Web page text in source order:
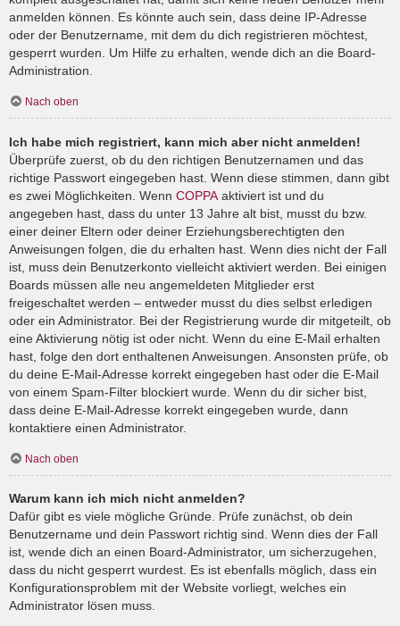
anmelden können. Es könnte auch sein, dass deine IP-Adresse
oder der Benutzername, mit dem du dich registrieren möchtest,
gesperrt wurden. Um Hilfe zu erhalten, wende dich an die Board-
Administration.
Nach oben
Ich habe mich registriert, kann mich aber nicht anmelden!
Überprüfe zuerst, ob du den richtigen Benutzernamen und das
richtige Passwort eingegeben hast. Wenn diese stimmen, dann gibt
es zwei Möglichkeiten. Wenn COPPA aktiviert ist und du
angegeben hast, dass du unter 13 Jahre alt bist, musst du bzw.
einer deiner Eltern oder deiner Erziehungsberechtigten den
Anweisungen folgen, die du erhalten hast. Wenn dies nicht der Fall
ist, muss dein Benutzerkonto vielleicht aktiviert werden. Bei einigen
Boards müssen alle neu angemeldeten Mitglieder erst
freigeschaltet werden – entweder musst du dies selbst erledigen
oder ein Administrator. Bei der Registrierung wurde dir mitgeteilt, ob
eine Aktivierung nötig ist oder nicht. Wenn du eine E-Mail erhalten
hast, folge den dort enthaltenen Anweisungen. Ansonsten prüfe, ob
du deine E-Mail-Adresse korrekt eingegeben hast oder die E-Mail
von einem Spam-Filter blockiert wurde. Wenn du dir sicher bist,
dass deine E-Mail-Adresse korrekt eingegeben wurde, dann
kontaktiere einen Administrator.
Nach oben
Warum kann ich mich nicht anmelden?
Dafür gibt es viele mögliche Gründe. Prüfe zunächst, ob dein
Benutzername und dein Passwort richtig sind. Wenn dies der Fall
ist, wende dich an einen Board-Administrator, um sicherzugehen,
dass du nicht gesperrt wurdest. Es ist ebenfalls möglich, dass ein
Konfigurationsproblem mit der Website vorliegt, welches ein
Administrator lösen muss.